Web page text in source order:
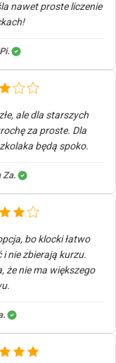
nawet proste liczenie
ale dla starszych
za proste. Dla
będą spoko.
Za.
bo klocki łatwo
i nie zbierają kurzu.
że nie ma większego